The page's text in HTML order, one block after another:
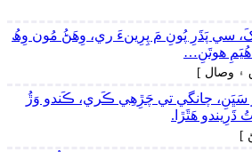
سي پَڌَرِ پُونِ مَ پِرِينءَ ري، وِھَڻُ مُون وِھُ
ھُيَمِ ھوتَنِ…
۽ وصال ]
سِرُ سَڀَنِ، چانگي تي چَڙِھِي ڪَري، ڪَندو وَڙُ
ڌَرِيندو ھَٿَڙا.
]